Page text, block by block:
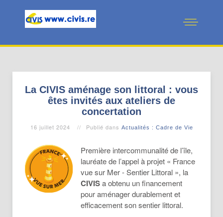
La CIVIS aménage son littoral : vous
êtes invités aux ateliers de
concertation
16 juillet 2024 Publié dans Actualités : Cadre de Vie
Première intercommunalité de l’île,
lauréate de l’appel à projet « France
vue sur Mer - Sentier Littoral », la
CIVISa obtenu un financement
pour aménager durablement et
efficacement son sentier littoral.